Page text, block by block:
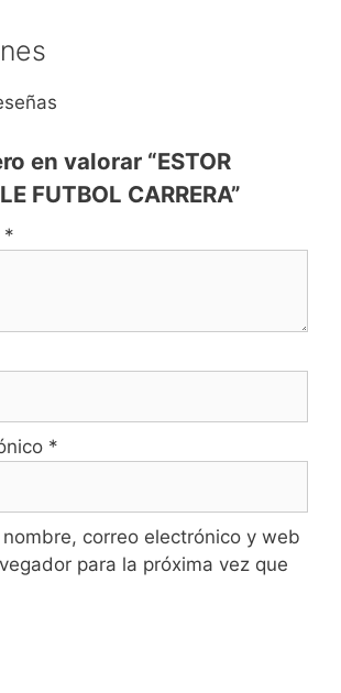
en valorar “ESTOR
FUTBOL CARRERA”
*
*
correo electrónico y web
para la próxima vez que